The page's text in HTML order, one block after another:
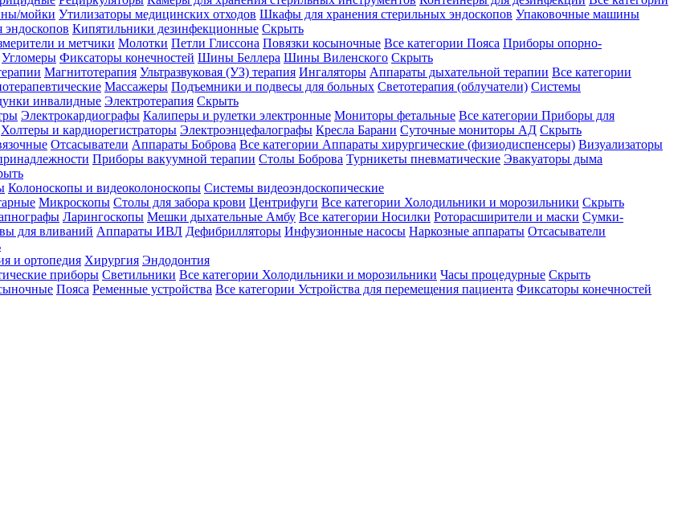
мойки Утилизаторы медицинских отходов Шкафы для хранения стерильных эндоскопов Упаковочные машины
Кипятильники дезинфекционные Скрыть
и метчики Молотки Петли Глиссона Повязки косыночные Все категории Пояса Приборы опорно-
Угломеры Фиксаторы конечностей Шины Беллера Шины Виленского Скрыть
Магнитотерапия Ультразвуковая (УЗ) терапия Ингаляторы Аппараты дыхательной терапии Все категории
Массажеры Подъемники и подвесы для больных Светотерапия (облучатели) Системы
инвалидные Электротерапия Скрыть
Электрокардиографы Калиперы и рулетки электронные Мониторы фетальные Все категории Приборы для
Холтеры и кардиорегистраторы Электроэнцефалографы Кресла Барани Суточные мониторы АД Скрыть
Отсасыватели Аппараты Боброва Все категории Аппараты хирургические (физиодиспенсеры) Визуализаторы
Приборы вакуумной терапии Столы Боброва Турникеты пневматические Эвакуаторы дыма
Колоноскопы и видеоколоноскопы Системы видеоэндоскопические
Микроскопы Столы для забора крови Центрифуги Все категории Холодильники и морозильники Скрыть
Ларингоскопы Мешки дыхательные Амбу Все категории Носилки Роторасширители и маски Сумки-
для вливаний Аппараты ИВЛ Дефибрилляторы Инфузионные насосы Наркозные аппараты Отсасыватели
и ортопедия Хирургия Эндодонтия
приборы Светильники Все категории Холодильники и морозильники Часы процедурные Скрыть
Пояса Ременные устройства Все категории Устройства для перемещения пациента Фиксаторы конечностей